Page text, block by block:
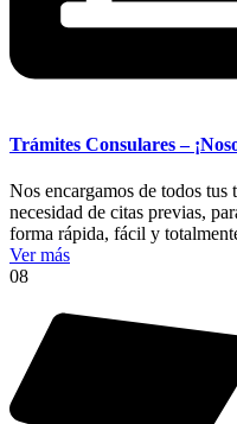
Trámites Consulares –
Nos encargamos de todos tus
necesidad de citas previas,
forma rápida, fácil y
Ver más
08